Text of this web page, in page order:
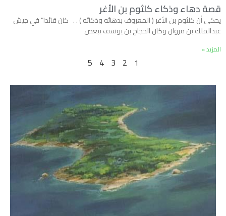
قصة دهاء وذكاء كلثوم بن الأغر
يحكى أن كلثوم بن الأغر ( المعروف بدهائه وذكائه ) . . كان قائدا” في جيش
عبدالملك بن مروان وكان الحجاج بن يوسف يبغض
المزيد »
1
2
3
4
5